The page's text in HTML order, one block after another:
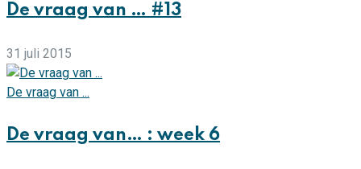
De vraag van … #13
31 juli 2015
De vraag van ...
De vraag van… : week 6